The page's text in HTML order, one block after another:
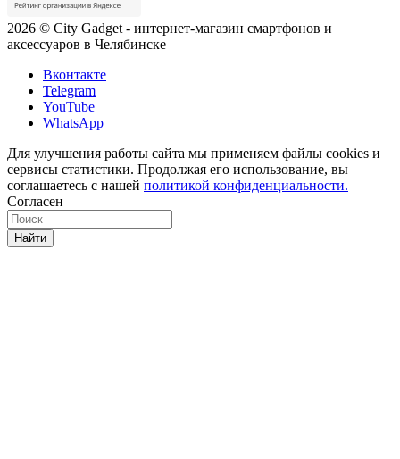
2026 © City Gadget - интернет-магазин смартфонов и
аксессуаров в Челябинске
Вконтакте
Telegram
YouTube
WhatsApp
Для улучшения работы сайта мы применяем файлы cookies и
сервисы статистики. Продолжая его использование, вы
соглашаетесь с нашей политикой конфиденциальности.
Согласен
Найти